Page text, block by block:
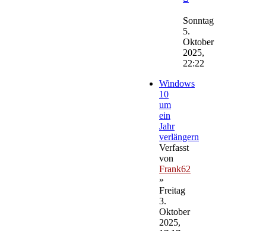
Beitrag
Sonntag
5.
Oktober
2025,
22:22
Windows
10
um
ein
Jahr
verlängern
Verfasst
von
Frank62
»
Freitag
3.
Oktober
2025,